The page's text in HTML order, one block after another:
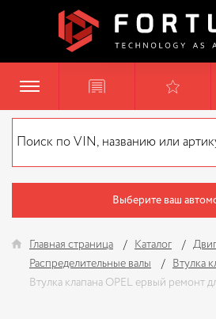
Выберите ваш
Главная страница Каталог
Распределительные валы
Втулка
Втулка клапана OPEL ервый ремонт